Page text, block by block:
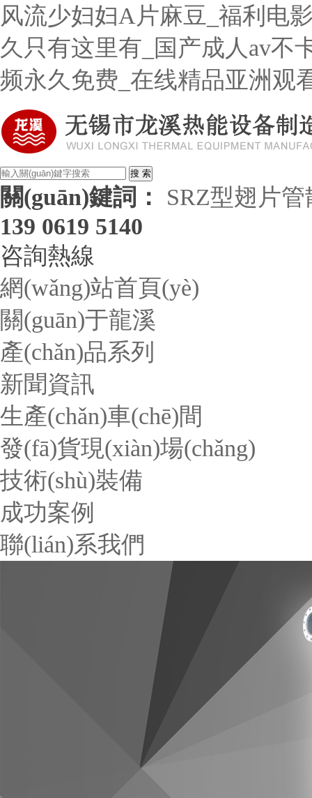
风流少妇妇A片麻豆_福利电
久只有这里有_国产成人av不
频永久免费_在线精品亚洲观
關(guān)鍵詞：
SRZ型翅片
139 0619 5140
咨詢熱線
網(wǎng)站首頁(yè)
關(guān)于龍溪
產(chǎn)品系列
新聞資訊
生產(chǎn)車(chē)間
發(fā)貨現(xiàn)場(chǎng)
技術(shù)裝備
成功案例
聯(lián)系我們
產(chǎn)品系列
產(chǎn)品系列
+